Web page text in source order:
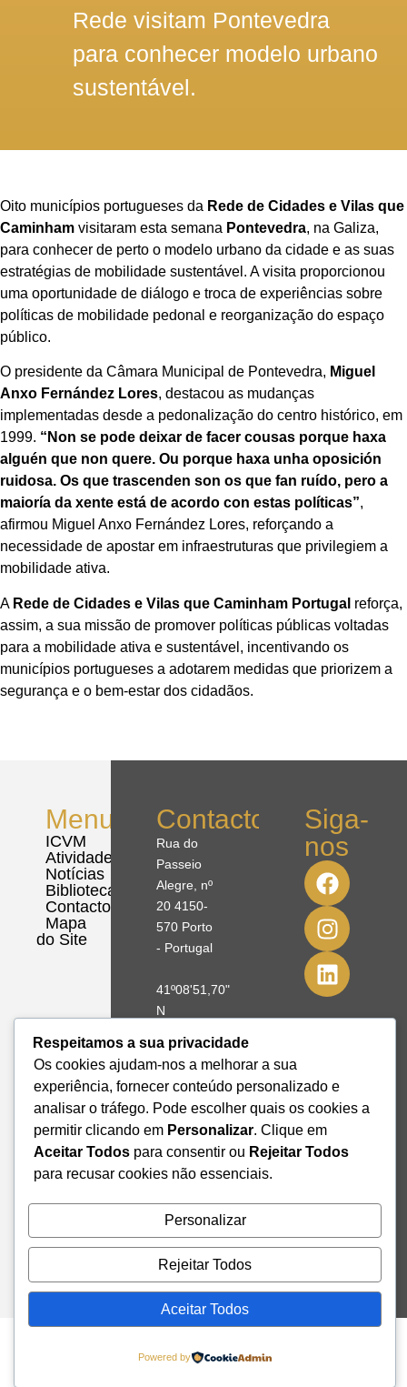
Rede visitam Pontevedra
para conhecer modelo urbano
sustentável.
Oito municípios portugueses da Rede de Cidades e Vilas que
Caminham visitaram esta semana Pontevedra, na Galiza,
para conhecer de perto o modelo urbano da cidade e as suas
estratégias de mobilidade sustentável. A visita proporcionou
uma oportunidade de diálogo e troca de experiências sobre
políticas de mobilidade pedonal e reorganização do espaço
público.
O presidente da Câmara Municipal de Pontevedra, Miguel
Anxo Fernández Lores, destacou as mudanças
implementadas desde a pedonalização do centro histórico, em
1999. “Non se pode deixar de facer cousas porque haxa
alguén que non quere. Ou porque haxa unha oposición
ruidosa. Os que trascenden son os que fan ruído, pero a
maioría da xente está de acordo con estas políticas”,
afirmou Miguel Anxo Fernández Lores, reforçando a
necessidade de apostar em infraestruturas que privilegiem a
mobilidade ativa.
A Rede de Cidades e Vilas que Caminham Portugal reforça,
assim, a sua missão de promover políticas públicas voltadas
para a mobilidade ativa e sustentável, incentivando os
municípios portugueses a adotarem medidas que priorizem a
segurança e o bem-estar dos cidadãos.
Menu
ICVM
Atividades
Notícias
Biblioteca
Contactos
Mapa
do Site
Contactos
Rua do
Passeio
Alegre, nº
20 4150-
570 Porto
- Portugal
41º08'51,70"
N
W
+351 228
328 115
geral@institutodemobilidade.org
Subscreva
a
Newsletter
Siga-
nos
Respeitamos a sua privacidade
Os cookies ajudam-nos a melhorar a sua
experiência, fornecer conteúdo personalizado e
analisar o tráfego. Pode escolher quais os cookies a
permitir clicando em Personalizar. Clique em
Aceitar Todos para consentir ou Rejeitar Todos
para recusar cookies não essenciais.
Personalizar
Rejeitar Todos
Aceitar Todos
Powered by